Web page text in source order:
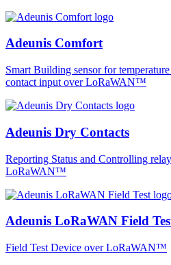
Adeunis Comfort
Smart Building sensor for
contact input over LoRaWAN™
Adeunis Dry Contacts
Reporting Status and Controlling
LoRaWAN™
Adeunis LoRaWAN Field
Field Test Device over LoRaWAN™